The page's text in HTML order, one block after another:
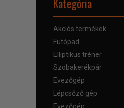
Kategória
Akciós termékek
Futópad
Elliptikus tréner
Szobakerékpár
Evezőgép
Lépcsőző gép
Evezőgép